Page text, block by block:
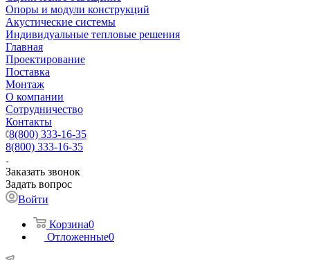
Опоры и модули конструкций
Акустические системы
Индивидуальные тепловые решения
Главная
Проектирование
Поставка
Монтаж
О компании
Сотрудничество
Контакты
8(800) 333-16-35
8(800) 333-16-35
Заказать звонок
Задать вопрос
Войти
Корзина0
Отложенные0